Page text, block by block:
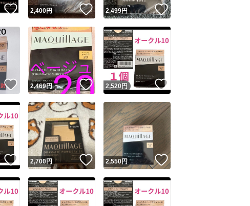
スピード発送 このユーザーは高頻度で24時間以内に発送しています
安心発送 このユーザーは設定した発送日数内に発送しています
いいね！
2,400円 いいね！
2,499円 いいね！
いいね！
2,469円 いいね！
2,520 円
いいね！
2,700円 いいね！
2,550円